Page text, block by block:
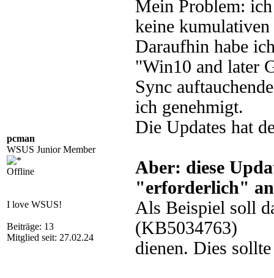
pcman
WSUS Junior Member
Offline
I love WSUS!
Beiträge: 13
Mitglied seit: 27.02.24
Mein Problem: ich
keine
Daraufhin habe
"Win10 and later
Sync
ich genehmigt.
Die Updates hat
Aber: diese
"erforderlich"
Als Beispiel soll
(KB5034763)
dienen. Dies